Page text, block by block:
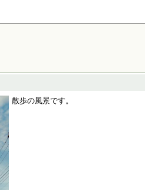
散歩の風景です。